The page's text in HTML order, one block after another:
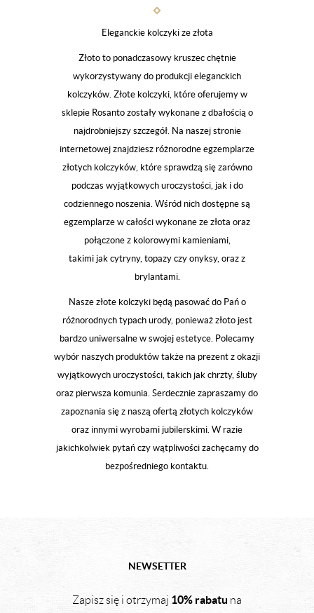
Eleganckie kolczyki ze złota
Złoto to ponadczasowy kruszec chętnie
wykorzystywany do produkcji eleganckich
kolczyków. Złote kolczyki, które oferujemy w
sklepie Rosanto zostały wykonane z dbałością o
najdrobniejszy szczegół. Na naszej stronie
internetowej znajdziesz różnorodne egzemplarze
złotych kolczyków, które sprawdzą się zarówno
podczas wyjątkowych uroczystości, jak i do
codziennego noszenia. Wśród nich dostępne są
egzemplarze w całości wykonane ze złota oraz
połączone z kolorowymi kamieniami,
takimi jak cytryny, topazy czy onyksy, oraz z
brylantami.
Nasze złote kolczyki będą pasować do Pań o
różnorodnych typach urody, ponieważ złoto jest
bardzo uniwersalne w swojej estetyce. Polecamy
wybór naszych produktów także na prezent z okazji
wyjątkowych uroczystości, takich jak chrzty, śluby
oraz pierwsza komunia. Serdecznie zapraszamy do
zapoznania się z naszą ofertą złotych kolczyków
oraz innymi wyrobami jubilerskimi. W razie
jakichkolwiek pytań czy wątpliwości zachęcamy do
bezpośredniego kontaktu.
NEWSETTER
Zapisz się i otrzymaj 10% rabatu na